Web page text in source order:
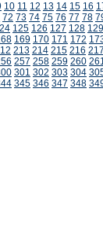
10 11 12 13 14 15 16
72 73 74 75 76 77 78
125 126 127 128 129
169 170 171 172
213 214 215 216 217
257 258 259 260
301 302 303 304
345 346 347 348